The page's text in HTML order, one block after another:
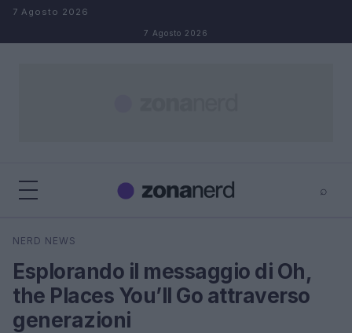
Salta al contenuto
7 Agosto 2026
7 Agosto 2026
⌕
Cerca
NERD NEWS
Esplorando il messaggio di Oh,
the Places You’ll Go attraverso
generazioni